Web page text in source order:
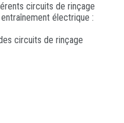
circuits de rinçage
électrique :
circuits de rinçage